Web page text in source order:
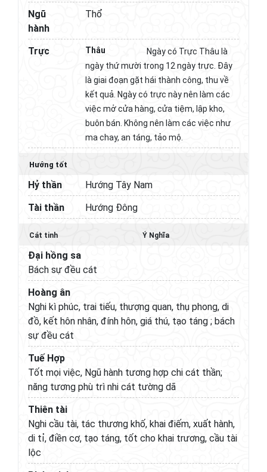
Ngũ
hành
Thổ
Trực Thâu
Ngày có Trực Thâu là
ngày thứ mười trong 12 ngày trực. Đây
là giai đoạn gặt hái thành công, thu về
kết quả. Ngày có trực này nên làm các
việc mở cửa hàng, cửa tiệm, lập kho,
buôn bán. Không nên làm các việc như
ma chay, an táng, tảo mộ.
Hướng tốt
Hỷ thần
Hướng Tây Nam
Tài thần
Hướng Đông
Cát tinh Ý Nghĩa
Đại hồng sa
Bách sự đều cát
Hoàng ân
Nghi kì phúc, trai tiếu, thượng quan, thụ phong, di
đồ, kết hôn nhân, đính hôn, giá thú, tạo táng ; bách
sự đều cát
Tuế Hợp
Tốt mọi việc, Ngũ hành tương hợp chi cát thần;
năng tương phù trì nhi cát tường dã
Thiên tài
Nghi cầu tài, tác thương khố, khai điếm, xuất hành,
di tỉ, điền cơ, tạo táng, tốt cho khai trương, cầu tài
lộc